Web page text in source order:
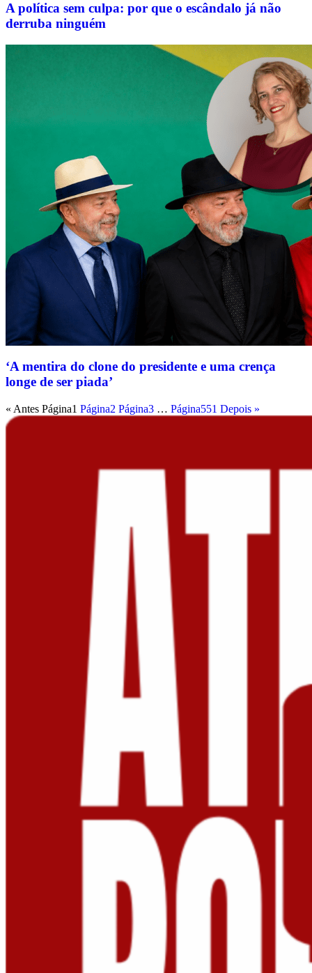
A política sem culpa: por que o escândalo já não
derruba ninguém
‘A mentira do clone do presidente e uma crença
longe de ser piada’
« Antes Página1 Página2 Página3 … Página551 Depois »